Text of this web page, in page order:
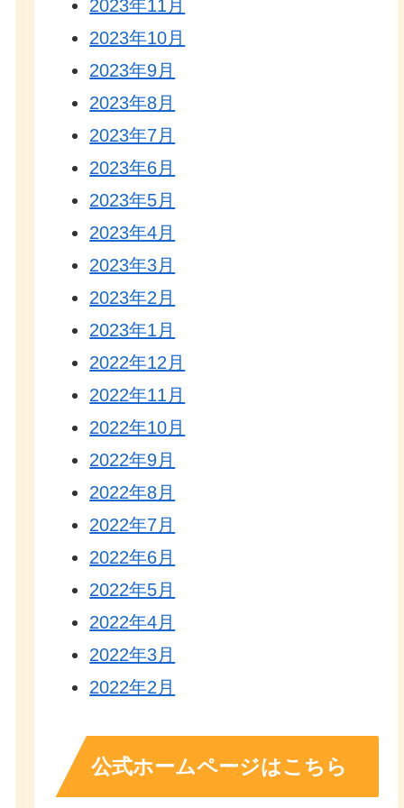
2023年11月
2023年10月
2023年9月
2023年8月
2023年7月
2023年6月
2023年5月
2023年4月
2023年3月
2023年2月
2023年1月
2022年12月
2022年11月
2022年10月
2022年9月
2022年8月
2022年7月
2022年6月
2022年5月
2022年4月
2022年3月
2022年2月
公式ホームページはこちら